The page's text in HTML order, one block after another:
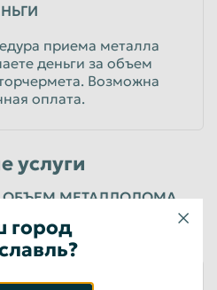
приема металла
деньги за объем
Возможна
оплата.
услуги
ОБЪЕМ МЕТАЛЛОЛОМА
город